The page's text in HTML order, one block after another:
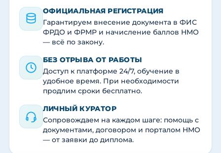
ОФИЦИАЛЬНАЯ РЕГИСТРАЦИЯ
Гарантируем внесение документа в ФИС
ФРДО и ФРМР и начисление баллов НМО
— всё по закону.
БЕЗ ОТРЫВА ОТ РАБОТЫ
Доступ к платформе 24/7, обучение в
удобное время. При необходимости
продлим сроки бесплатно.
ЛИЧНЫЙ КУРАТОР
Сопровождаем на каждом шаге: помощь с
документами, договором и порталом НМО
— от заявки до диплома.